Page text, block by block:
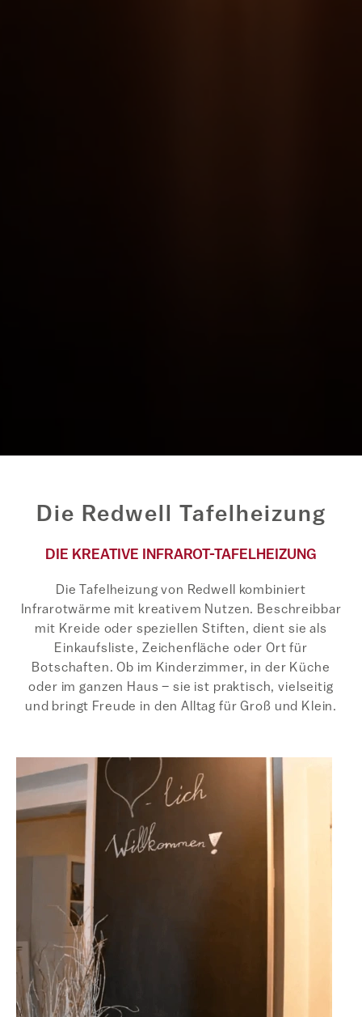
Die Redwell Tafelheizung
DIE KREATIVE INFRAROT-TAFELHEIZUNG
Die Tafelheizung von Redwell kombiniert
Infrarotwärme mit kreativem Nutzen. Beschreibbar
mit Kreide oder speziellen Stiften, dient sie als
Einkaufsliste, Zeichenfläche oder Ort für
Botschaften. Ob im Kinderzimmer, in der Küche
oder im ganzen Haus – sie ist praktisch, vielseitig
und bringt Freude in den Alltag für Groß und Klein.